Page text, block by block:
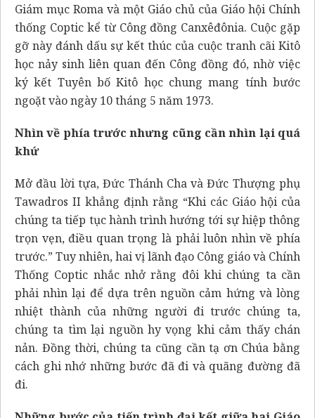
Giám mục Roma và một Giáo chủ của Giáo hội Chính
thống Coptic kể từ Công đồng Canxêđônia. Cuộc gặp
gỡ này đánh dấu sự kết thúc của cuộc tranh cãi Kitô
học nảy sinh liên quan đến Công đồng đó, nhờ việc
ký kết Tuyên bố Kitô học chung mang tính bước
ngoặt vào ngày 10 tháng 5 năm 1973.
Nhìn về phía trước nhưng cũng cần nhìn lại quá
khứ
Mở đầu lời tựa, Đức Thánh Cha và Đức Thượng phụ
Tawadros II khẳng định rằng “Khi các Giáo hội của
chúng ta tiếp tục hành trình hướng tới sự hiệp thông
trọn vẹn, điều quan trọng là phải luôn nhìn về phía
trước.” Tuy nhiên, hai vị lãnh đạo Công giáo và Chính
Thống Coptic nhắc nhở rằng đôi khi chúng ta cần
phải nhìn lại để dựa trên nguồn cảm hứng và lòng
nhiệt thành của những người đi trước chúng ta,
chúng ta tìm lại nguồn hy vọng khi cảm thấy chán
nản. Đồng thời, chúng ta cũng cần tạ ơn Chúa bằng
cách ghi nhớ những bước đã đi và quãng đường đã
đi.